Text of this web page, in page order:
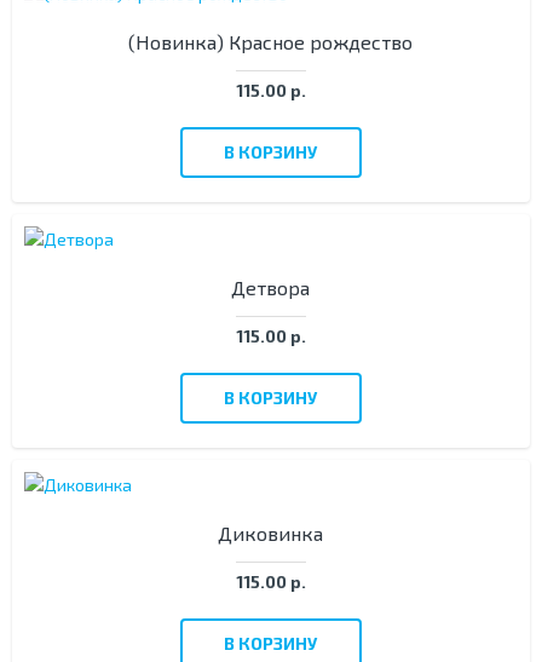
(Новинка) Красное рождество
115.00 р.
В КОРЗИНУ
Детвора
115.00 р.
В КОРЗИНУ
Диковинка
115.00 р.
В КОРЗИНУ